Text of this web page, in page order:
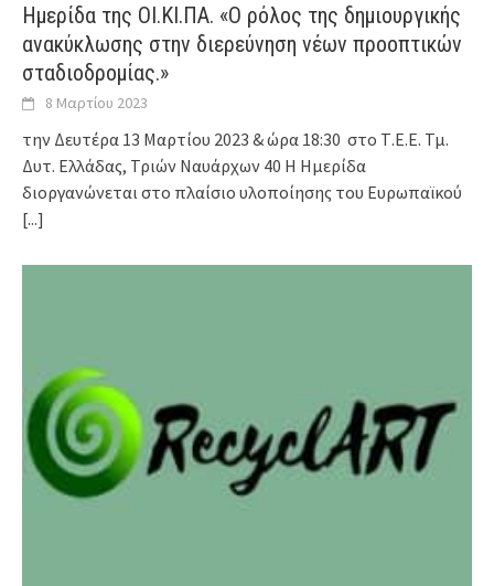
Ημερίδα της ΟΙ.ΚΙ.ΠΑ. «Ο ρόλος της δημιουργικής
ανακύκλωσης στην διερεύνηση νέων προοπτικών
σταδιοδρομίας.»
8 Μαρτίου 2023
την Δευτέρα 13 Μαρτίου 2023 & ώρα 18:30 στο Τ.Ε.Ε. Τμ.
Δυτ. Ελλάδας, Τριών Ναυάρχων 40 Η Ημερίδα
διοργανώνεται στο πλαίσιο υλοποίησης του Ευρωπαϊκού
[...]